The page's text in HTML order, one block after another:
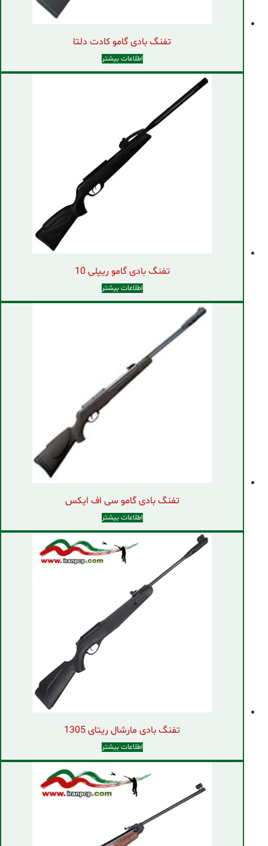
تفنگ بادی گامو کادت دلتا
اطلاعات بیشتر
تفنگ بادی گامو ریپلی 10
اطلاعات بیشتر
تفنگ بادی گامو سی اف ایکس
اطلاعات بیشتر
تفنگ بادی مارشال ریتای 1305
اطلاعات بیشتر